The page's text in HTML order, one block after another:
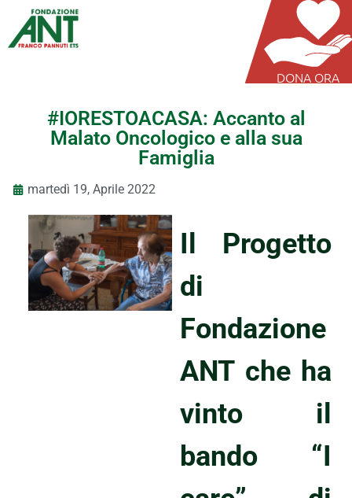
DONA ORA
#IORESTOACASA: Accanto al
Malato Oncologico e alla sua
Famiglia
martedì 19, Aprile 2022
Il Progetto
di
Fondazione
ANT che ha
vinto il
bando “I